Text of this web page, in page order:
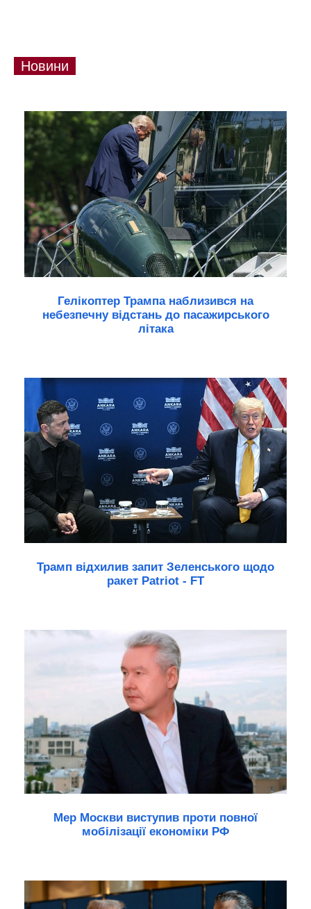
Новини
Гелікоптер Трампа наблизився на
небезпечну відстань до пасажирського
літака
Трамп відхилив запит Зеленського щодо
ракет Patriot - FT
Мер Москви виступив проти повної
мобілізації економіки РФ